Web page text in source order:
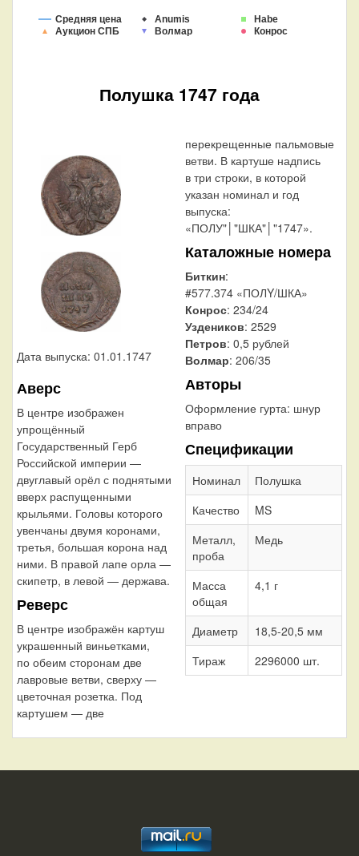
Средняя цена Anumis
Habe
Аукцион СПБ
Волмар Конрос
Полушка 1747 года
Дата выпуска: 01.01.1747
Аверс
В центре изображен
упрощённый
Государственный Герб
Российской империи —
двуглавый орёл с поднятыми
вверх распущенными
крыльями. Головы которого
увенчаны двумя коронами,
третья, большая корона над
ними. В правой лапе орла —
скипетр, в левой — держава.
Реверс
В центре изображён картуш
украшенный виньетками,
по обеим сторонам две
лавровые ветви, сверху —
цветочная розетка. Под
картушем — две
перекрещенные пальмовые
ветви. В картуше надпись
в три строки, в которой
указан номинал и год
выпуска:
«ПОЛУ"│"ШКА"│"1747».
Каталожные номера
Биткин:
#577.374 «ПОЛY/ШКА»
Конрос: 234/24
Уздеников: 2529
Петров: 0,5 рублей
Волмар: 206/35
Авторы
Оформление гурта: шнур
вправо
Спецификации
Номинал
Полушка
Качество
MS
Металл,
проба
Медь
Масса
общая
4,1 г
Диаметр
18,5-20,5 мм
Тираж
2296000 шт.